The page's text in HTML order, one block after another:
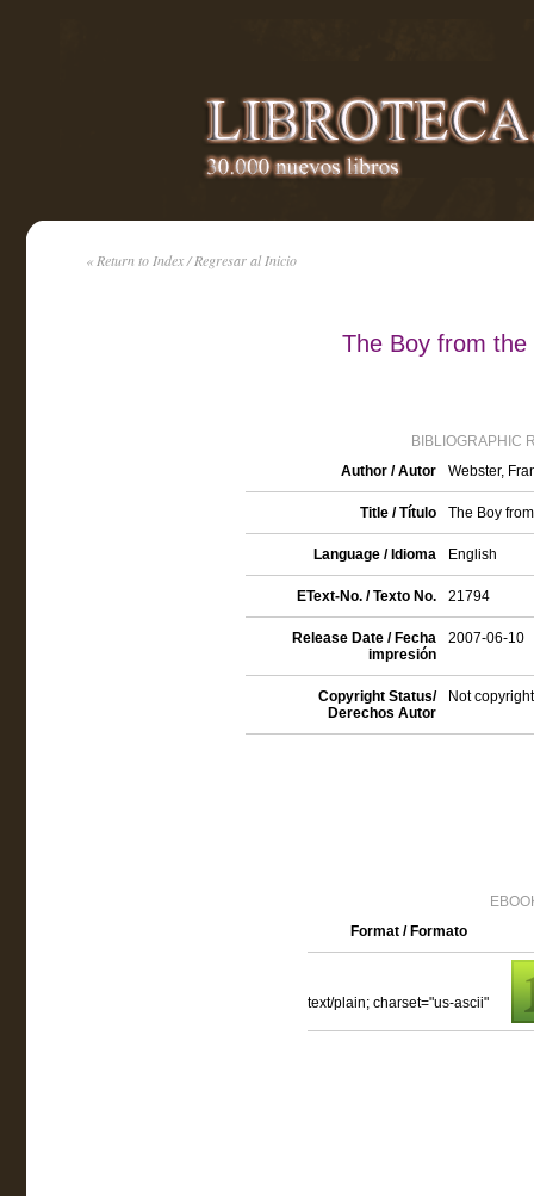
« Return to Index / Regresar al Inicio
The Boy from
BIBLIOGRAPHIC
Author / Autor
Webster,
Title / Título The Boy
Language / Idioma English
EText-No. / Texto No. 21794
Release Date / Fecha
impresión
2007-06-10
Copyright Status/
Derechos Autor
Not
Format / Formato
text/plain; charset="us-ascii"